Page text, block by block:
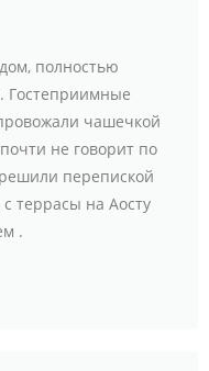
полностью
Гостеприимные
чашечкой
не говорит по
перепиской
террасы на Аосту
.